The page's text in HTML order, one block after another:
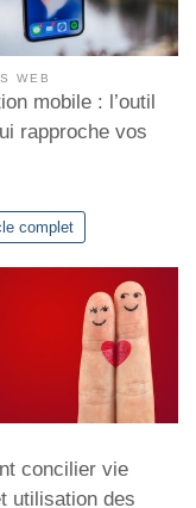
WEB
mobile : l’outil
rapproche vos
complet
concilier vie
utilisation des